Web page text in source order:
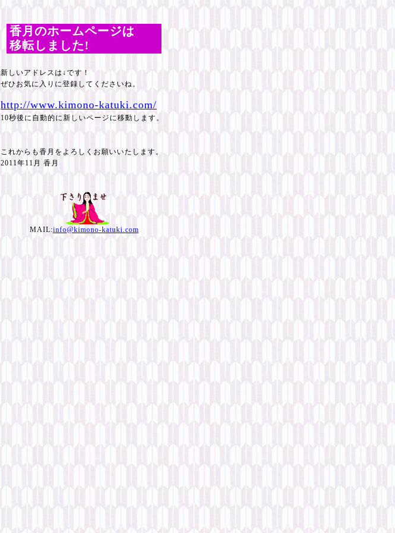
香月のホームページは
移転しました!
新しいアドレスは↓です！
ぜひお気に入りに登録してくださいね。
http://www.kimono-katuki.com/
10秒後に自動的に新しいページに移動します。
これからも香月をよろしくお願いいたします。
2011年11月 香月
MAIL:info@kimono-katuki.com